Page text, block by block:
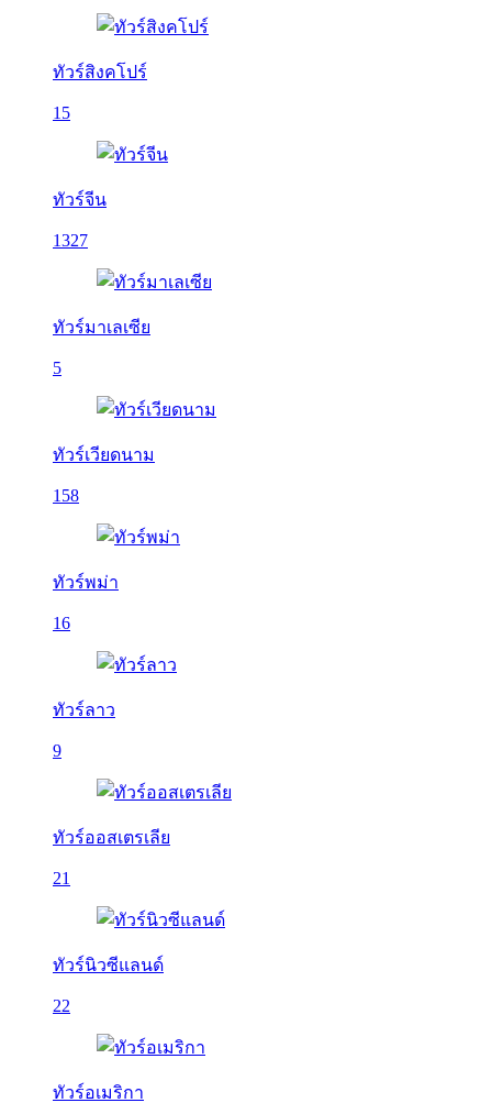
ทัวร์สิงคโปร์
15
ทัวร์จีน
1327
ทัวร์มาเลเซีย
5
ทัวร์เวียดนาม
158
ทัวร์พม่า
16
ทัวร์ลาว
9
ทัวร์ออสเตรเลีย
21
ทัวร์นิวซีแลนด์
22
ทัวร์อเมริกา